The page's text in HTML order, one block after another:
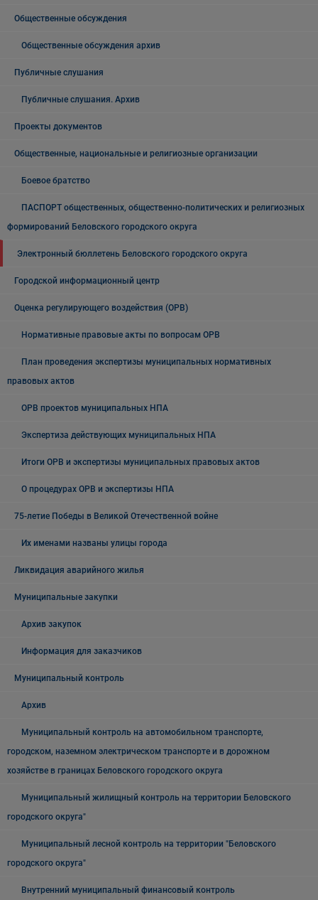
Общественные обсуждения
Общественные обсуждения архив
Публичные слушания
Публичные слушания. Архив
Проекты документов
Общественные, национальные и религиозные организации
Боевое братство
ПАСПОРТ общественных, общественно-политических и религиозных
формирований Беловского городского округа
Электронный бюллетень Беловского городского округа
Городской информационный центр
Оценка регулирующего воздействия (ОРВ)
Нормативные правовые акты по вопросам ОРВ
План проведения экспертизы муниципальных нормативных
правовых актов
ОРВ проектов муниципальных НПА
Экспертиза действующих муниципальных НПА
Итоги ОРВ и экспертизы муниципальных правовых актов
О процедурах ОРВ и экспертизы НПА
75-летие Победы в Великой Отечественной войне
Их именами названы улицы города
Ликвидация аварийного жилья
Муниципальные закупки
Архив закупок
Информация для заказчиков
Муниципальный контроль
Архив
Муниципальный контроль на автомобильном транспорте,
городском, наземном электрическом транспорте и в дорожном
хозяйстве в границах Беловского городского округа
Муниципальный жилищный контроль на территории Беловского
городского округа"
Муниципальный лесной контроль на территории "Беловского
городского округа"
Внутренний муниципальный финансовый контроль